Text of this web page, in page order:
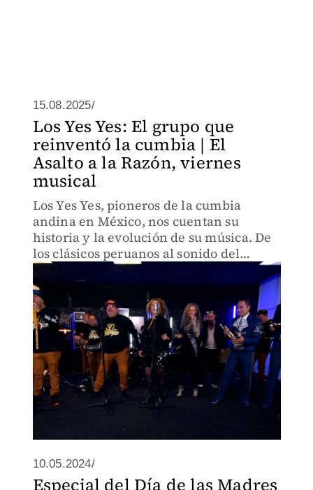
15.08.2025/
Los Yes Yes: El grupo que
reinventó la cumbia | El
Asalto a la Razón, viernes
musical
Los Yes Yes, pioneros de la cumbia
andina en México, nos cuentan su
historia y la evolución de su música. De
los clásicos peruanos al sonido del
mariachi, este conjunto ha sabido
reinventarse para seguir conquistando
al público.
10.05.2024/
Especial del Día de las Madres